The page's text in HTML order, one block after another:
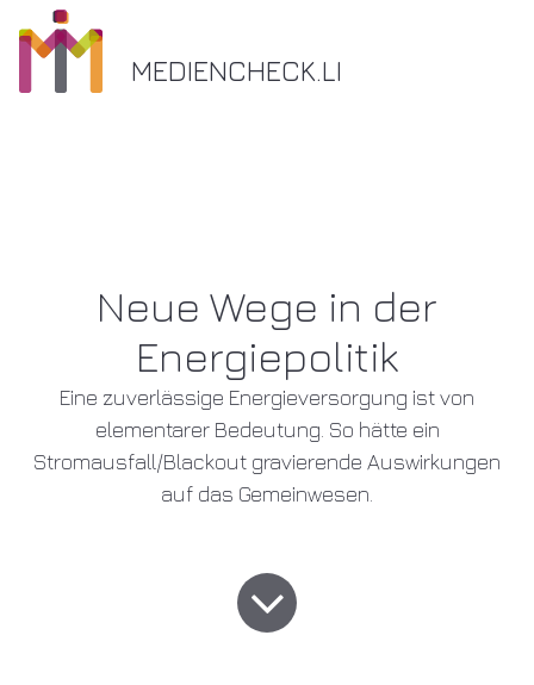
MEDIENCHECK.LI
Neue Wege in der
Energiepolitik
Eine zuverlässige Energieversorgung ist von
elementarer Bedeutung. So hätte ein
Stromausfall/Blackout gravierende Auswirkungen
auf das Gemeinwesen.